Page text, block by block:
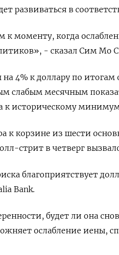
развиваться в
моменту, когда
- сказал Сим Мо
4% к доллару по итогам
слабым месячным
к историческому
к корзине из шести
стрит в четверг
благоприятствует
Bank.
будет ли она
ослабление иены,